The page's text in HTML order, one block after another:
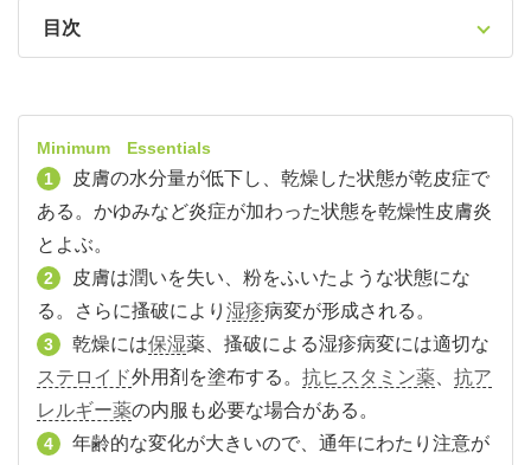
目次
Minimum Essentials
1
皮膚の水分量が低下し、乾燥した状態が乾皮症で
ある。かゆみなど炎症が加わった状態を乾燥性皮膚炎
とよぶ。
2
皮膚は潤いを失い、粉をふいたような状態にな
る。さらに搔破により 湿疹病変が形成される。
3 乾燥には保湿薬、搔破による湿疹病変には適切な
ステロイド外用剤を塗布する。 抗ヒスタミン薬
抗ア
レルギー薬の内服も必要な場合がある。
4
年齢的な変化が大きいので、通年にわたり注意が